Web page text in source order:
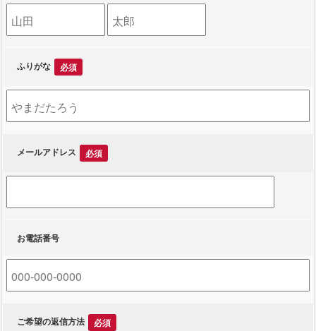
字
前
ふりがな 必須
メールアドレス 必須
お電話番号
ご希望の返信方法 必須